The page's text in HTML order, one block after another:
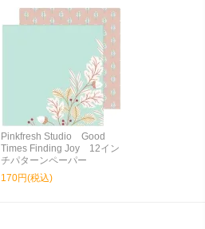
Pinkfresh Studio Good
Times Finding Joy 12イン
チパターンペーパー
170円(税込)